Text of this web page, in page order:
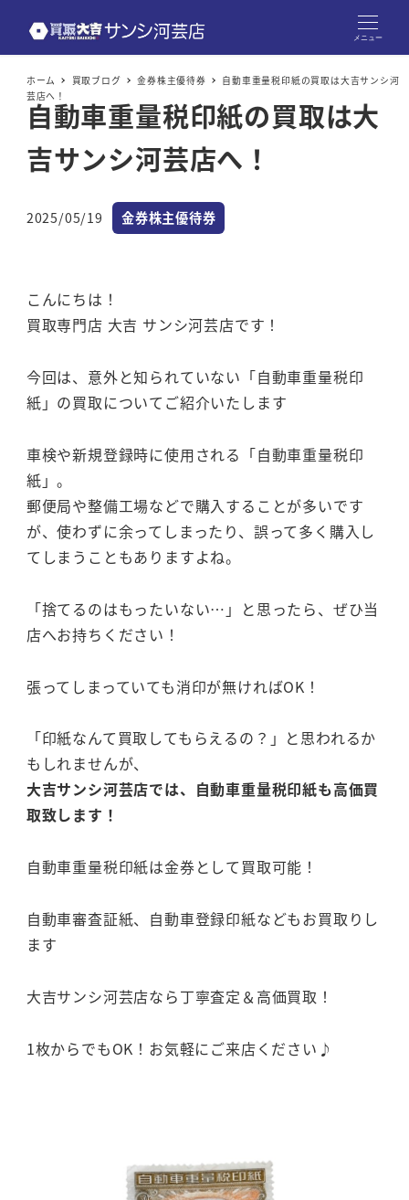
メニュー
ホーム 買取ブログ 金券株主優待券
自動車重量税印紙の買取は大吉サンシ河
芸店へ！
自動車重量税印紙の買取は大
吉サンシ河芸店へ！
投稿日
2025/05/19 カテゴリー
金券株主優待券
こんにちは！
買取専門店 大吉 サンシ河芸店です！
今回は、意外と知られていない「自動車重量税印
紙」の買取についてご紹介いたします
車検や新規登録時に使用される「自動車重量税印
紙」。
郵便局や整備工場などで購入することが多いです
が、使わずに余ってしまったり、誤って多く購入し
てしまうこともありますよね。
「捨てるのはもったいない…」と思ったら、ぜひ当
店へお持ちください！
張ってしまっていても消印が無ければOK！
「印紙なんて買取してもらえるの？」と思われるか
もしれませんが、
大吉サンシ河芸店では、自動車重量税印紙も高価買
取致します！
自動車重量税印紙は金券として買取可能！
自動車審査証紙、自動車登録印紙などもお買取りし
ます
大吉サンシ河芸店なら丁寧査定＆高価買取！
1枚からでもOK！お気軽にご来店ください♪